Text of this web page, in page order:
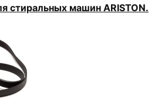
стиральных машин ARISTON.